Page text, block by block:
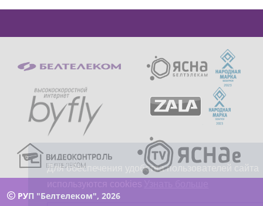
РУП "Белтелеком", 2026
Для обеспечения удобства пользователей сайта